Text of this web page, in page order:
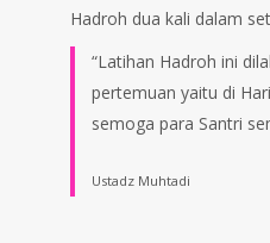
Hadroh dua kali dalam
“Latihan Hadroh ini
pertemuan yaitu di
semoga para Santri
Ustadz Muhtadi